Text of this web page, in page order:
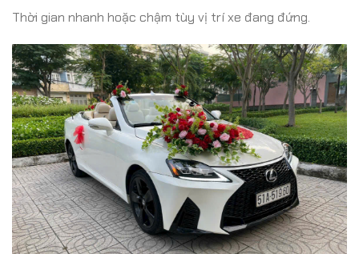
Thời gian nhanh hoặc chậm tùy vị trí xe đang đứng.